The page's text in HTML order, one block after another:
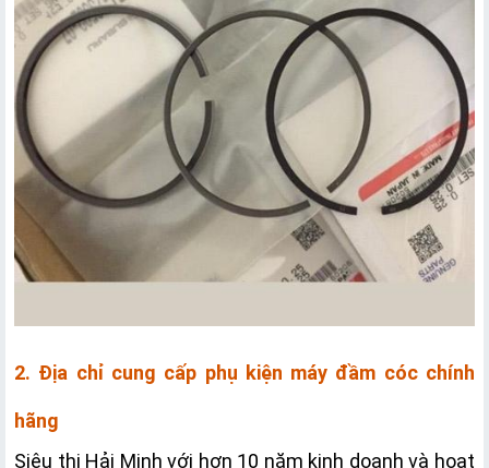
2. Địa chỉ cung cấp phụ kiện máy đầm cóc chính
hãng
Siêu thị Hải Minh với hơn 10 năm kinh doanh và hoạt